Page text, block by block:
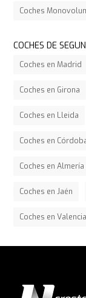
Coches
COCHES DE
Coches en Madrid
Coches en Girona
Coches en Lleida
Coches en
Coches en Almería
Coches en Jaén
Coches en Valencia